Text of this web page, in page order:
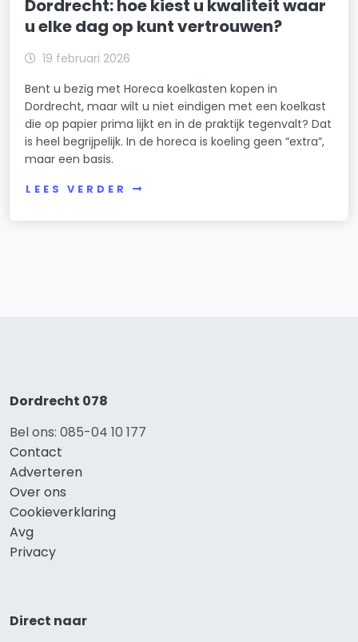
Dordrecht: hoe kiest u kwaliteit waar
u elke dag op kunt vertrouwen?
19 februari 2026
Bent u bezig met Horeca koelkasten kopen in
Dordrecht, maar wilt u niet eindigen met een koelkast
die op papier prima lijkt en in de praktijk tegenvalt? Dat
is heel begrijpelijk. In de horeca is koeling geen “extra”,
maar een basis.
LEES VERDER
Dordrecht 078
Bel ons: 085-04 10 177
Contact
Adverteren
Over ons
Cookieverklaring
Avg
Privacy
Direct naar